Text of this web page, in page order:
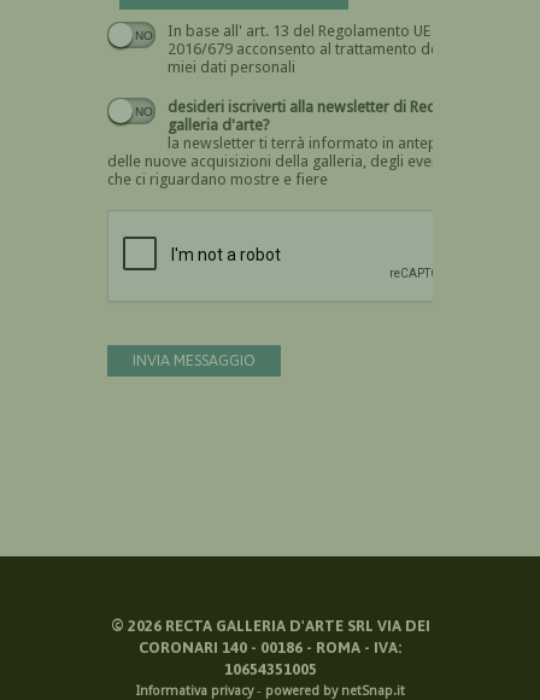
In base all' art. 13 del Regolamento UE n.
2016/679 acconsento al trattamento dei
miei dati personali
Devi dare il consenso
desideri iscriverti alla newsletter di Recta
galleria d'arte?
la newsletter ti terrà informato in anteprima
delle nuove acquisizioni della galleria, degli eventi
che ci riguardano mostre e fiere
INVIA MESSAGGIO
© 2026RECTA GALLERIA D'ARTE SRL VIA DEI
CORONARI 140 - 00186 - ROMA - IVA:
10654351005
Informativa privacy- powered by netSnap.it